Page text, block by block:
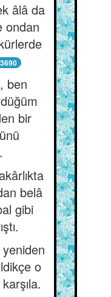
âlâ da
ondan
3690
ben
bir
belâ
gibi
o